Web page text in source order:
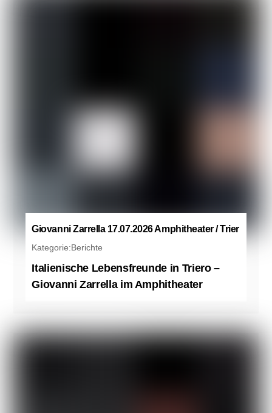
Giovanni Zarrella 17.07.2026 Amphitheater / Trier
Kategorie:Berichte
Italienische Lebensfreunde in Triero –
Giovanni Zarrella im Amphitheater